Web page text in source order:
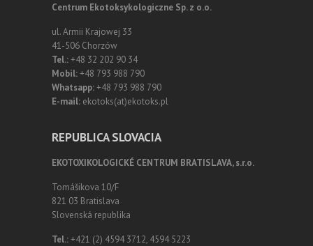
Centrum Ekotoksykologiczne Sp. z o.o.
ul. Armii Krajowej 33
41-506 Chorzów
Tel.:+48 32 202 90 34
Mobil:+48 793 988 790
Whatsapp:+48 793 988 790
E-mail: ekotoks(at)ekotoks.pl
REPUBLICA SLOVACIA
EKOTOXIKOLOGICKÉ CENTRUM BRATISLAVA, s.r.o.
Tomášikova 10/F
821 03 Bratislava
Slovenská republika
Tel.:+421 (2) 4594 3712, 4594 5223